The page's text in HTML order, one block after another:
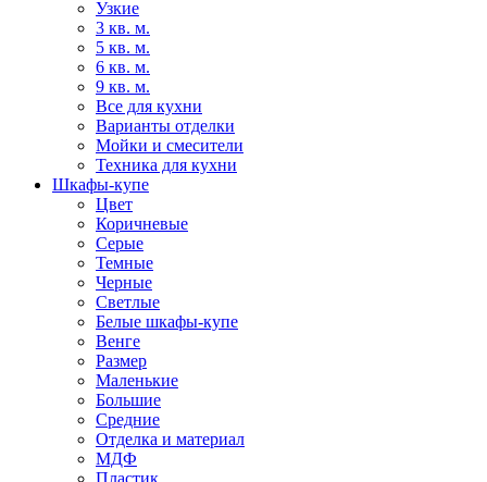
Узкие
3 кв. м.
5 кв. м.
6 кв. м.
9 кв. м.
Все для кухни
Варианты отделки
Мойки и смесители
Техника для кухни
Шкафы-купе
Цвет
Коричневые
Серые
Темные
Черные
Светлые
Белые шкафы-купе
Венге
Размер
Маленькие
Большие
Средние
Отделка и материал
МДФ
Пластик